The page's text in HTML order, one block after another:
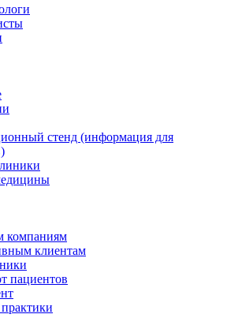
стенд (информация для
компаниям
клиентам
пациентов